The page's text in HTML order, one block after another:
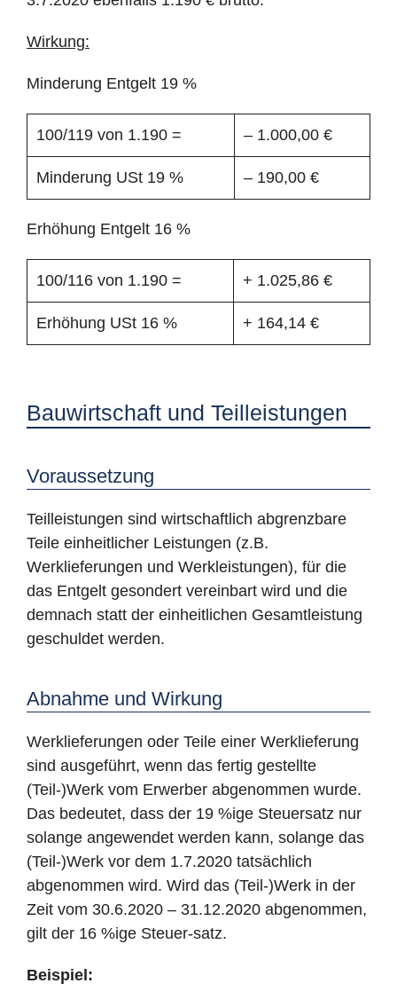
Wirkung:
Minderung Entgelt 19 %
100/119 von 1.190 = – 1.000,00 €
Minderung USt 19 % – 190,00 €
Erhöhung Entgelt 16 %
100/116 von 1.190 = + 1.025,86 €
Erhöhung USt 16 % + 164,14 €
Bauwirtschaft und Teilleistungen
Voraussetzung
Teilleistungen sind wirtschaftlich abgrenzbare
Teile einheitlicher Leistungen (z.B.
Werklieferungen und Werkleistungen), für die
das Entgelt gesondert vereinbart wird und die
demnach statt der einheitlichen Gesamtleistung
geschuldet werden.
Abnahme und Wirkung
Werklieferungen oder Teile einer Werklieferung
sind ausgeführt, wenn das fertig gestellte
(Teil-)Werk vom Erwerber abgenommen wurde.
Das bedeutet, dass der 19 %ige Steuersatz nur
solange angewendet werden kann, solange das
(Teil-)Werk vor dem 1.7.2020 tatsächlich
abgenommen wird. Wird das (Teil-)Werk in der
Zeit vom 30.6.2020 – 31.12.2020 abgenommen,
gilt der 16 %ige Steuer-satz.
Beispiel: